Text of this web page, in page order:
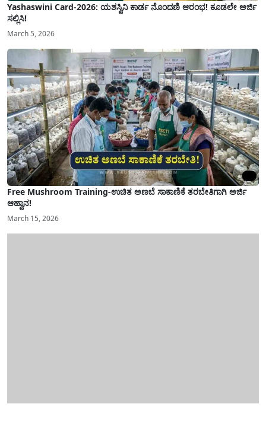
Yashaswini Card-2026: ಯಶಸ್ವಿನಿ ಕಾರ್ಡ ನೊಂದಣಿ ಆರಂಭ! ಕೂಡಲೇ ಅರ್ಜಿ
ಸಲ್ಲಿಸಿ!
March 5, 2026
Free Mushroom Training-ಉಚಿತ ಅಣಬೆ ಸಾಕಾಣಿಕೆ ತರಬೇತಿಗಾಗಿ ಅರ್ಜಿ
ಆಹ್ವಾನ!
March 15, 2026